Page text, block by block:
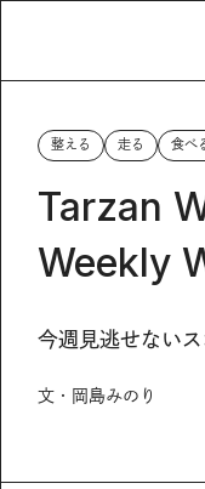
整える 走る 食べ
Tarzan
Weekly
今週見逃せない
文・岡島みのり